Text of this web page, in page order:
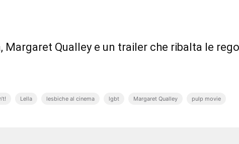
Margaret Qualley e un trailer che ribalta le
Lella lesbiche al cinema lgbt Margaret Qualley pulp movie